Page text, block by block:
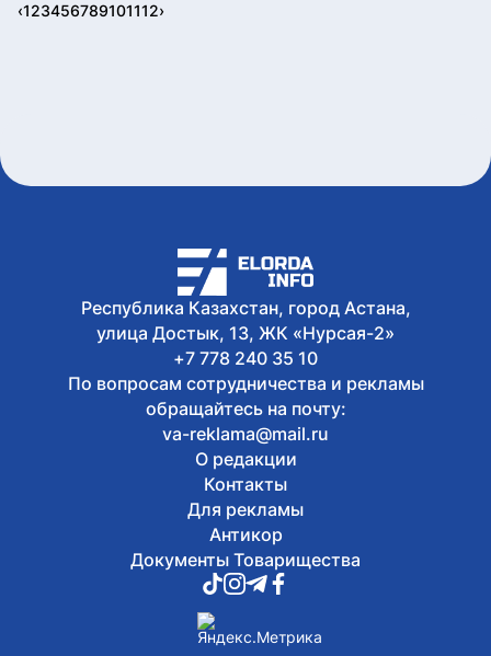
‹123456789101112›
Республика Казахстан, город Астана,
улица Достык, 13, ЖК «Нурсая-2»
+7 778 240 35 10
По вопросам сотрудничества и рекламы
обращайтесь на почту:
va-reklama@mail.ru
О редакции
Контакты
Для рекламы
Антикор
Документы Товарищества